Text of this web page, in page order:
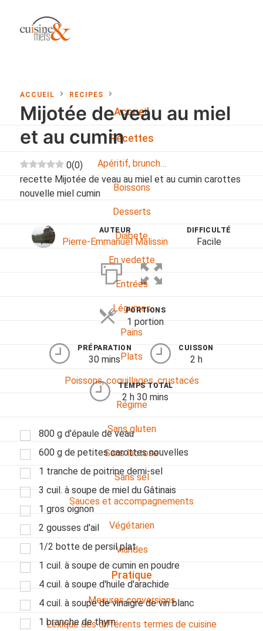
Accueil
Recettes
Apéritif, brunch…
Boissons
Desserts
Diabete
En vedette
Entrées
Légumes
Pains
Plats
Poissons, coquillages, crustacés
Régime
Sans gluten
Sans lactose
Sans sel
Sauces et accompagnements
Végétarien
Viandes
Pratique
Mesures conversions
Lexique des différents termes de cuisine
ACCUEIL RECIPES
Mijotée de veau au miel
et au cumin
0(0)
recette Mijotée de veau au miel et au cumin carottes
nouvelle miel cumin
AUTEUR
Pierre-Emmanuel Malissin
DIFFICULTÉ
Facile
PORTIONS
1 portion
PRÉPARATION
30 mins
CUISSON
2 h
TEMPS TOTAL
2 h 30 mins
800 g d'épaule de veau
600 g de petites carottes nouvelles
1 tranche de poitrine demi-sel
3 cuil. à soupe de miel du Gâtinais
1 gros oignon
2 gousses d'ail
1/2 botte de persil plat
1 cuil. à soupe de cumin en poudre
4 cuil. à soupe d'huile d'arachide
4 cuil. à soupe de vinaigre de vin blanc
1 branche de thym